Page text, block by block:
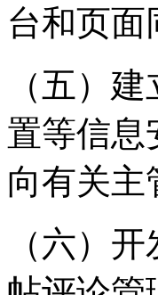
台和页面
（五）
置等信息
向有关主
（六）